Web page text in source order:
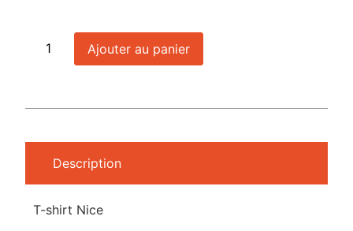
Ajouter au panier
Description
T-shirt Nice